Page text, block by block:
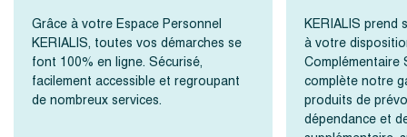
Grâce à votre Espace Personnel
KERIALIS, toutes vos démarches se
font 100% en ligne. Sécurisé,
facilement accessible et regroupant
de nombreux services.
KERIALIS prend
à votre
Complémentaire
complète notre
produits de
dépendance et